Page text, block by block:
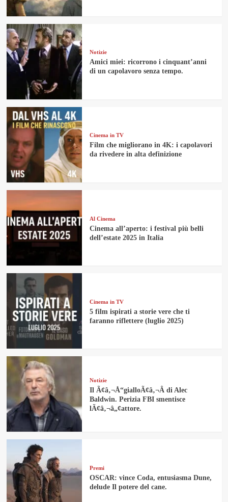
Notizie
Amici miei: ricorrono i cinquant’anni
di un capolavoro senza tempo.
Cinema in TV
Film che migliorano in 4K: i capolavori
da rivedere in alta definizione
Al Cinema
Cinema all’aperto: i festival più belli
dell’estate 2025 in Italia
Cinema in TV
5 film ispirati a storie vere che ti
faranno riflettere (luglio 2025)
Notizie
Il Ã¢â‚¬Å“gialloÃ¢â‚¬Â di Alec
Baldwin. Perizia FBI smentisce
lÃ¢â‚¬â„¢attore.
Premi
OSCAR: vince Coda, entusiasma Dune,
delude Il potere del cane.